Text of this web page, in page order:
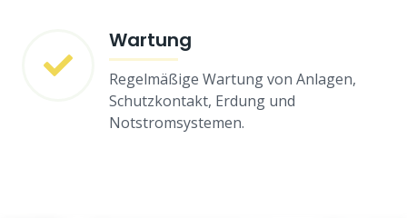
Wartung
Regelmäßige Wartung von Anlagen,
Schutzkontakt, Erdung und
Notstromsystemen.